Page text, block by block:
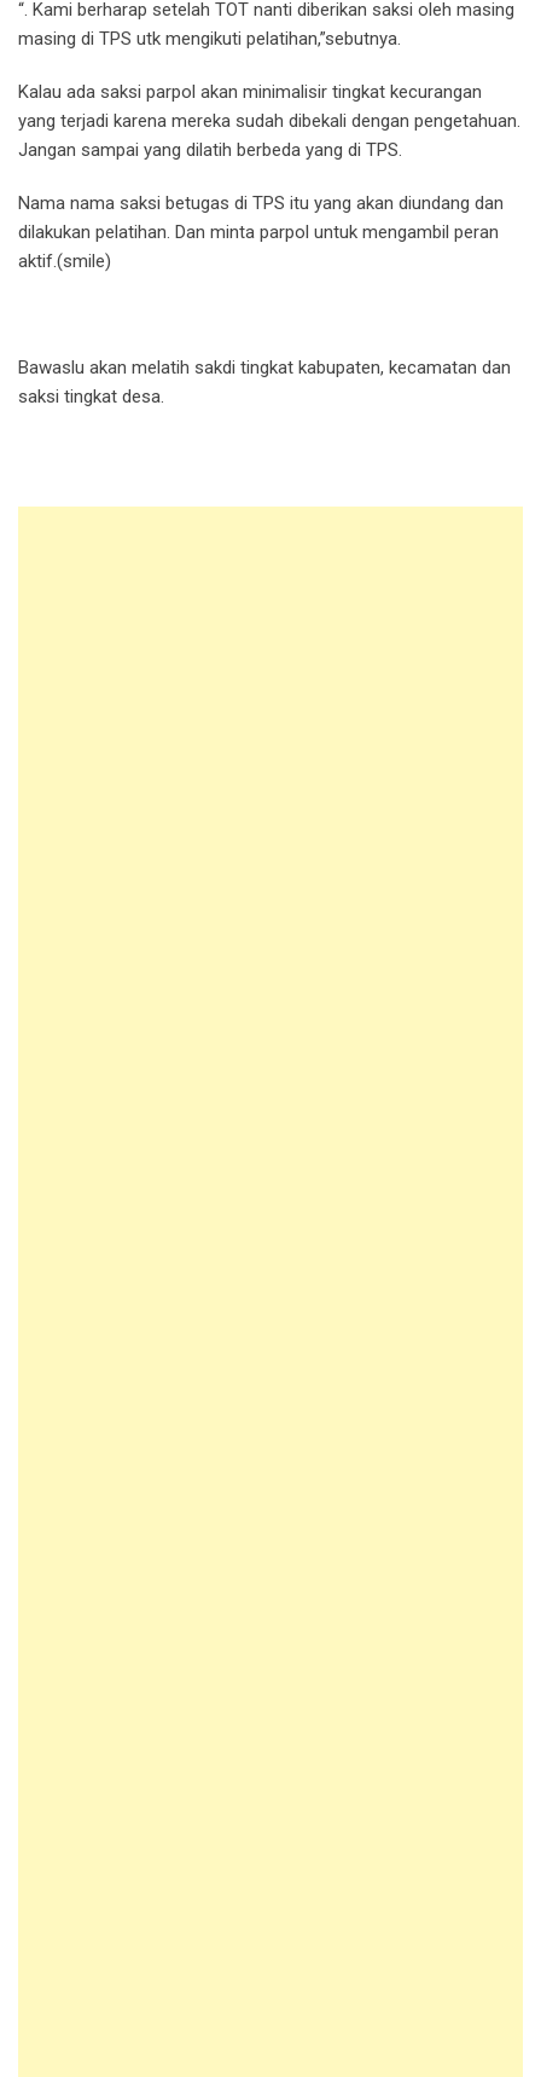
“. Kami berharap setelah TOT nanti diberikan saksi oleh masing
masing di TPS utk mengikuti pelatihan,”sebutnya.
Kalau ada saksi parpol akan minimalisir tingkat kecurangan
yang terjadi karena mereka sudah dibekali dengan pengetahuan.
Jangan sampai yang dilatih berbeda yang di TPS.
Nama nama saksi betugas di TPS itu yang akan diundang dan
dilakukan pelatihan. Dan minta parpol untuk mengambil peran
aktif.(smile)
Bawaslu akan melatih sakdi tingkat kabupaten, kecamatan dan
saksi tingkat desa.